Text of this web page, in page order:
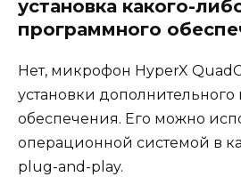
установка какого-
программного
Нет, микрофон HyperX
установки
обеспечения. Его можно
операционной системой в
plug-and-play.